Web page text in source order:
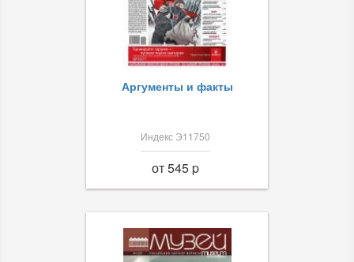
Аргументы и факты
Индекс Э11750
от 545 p